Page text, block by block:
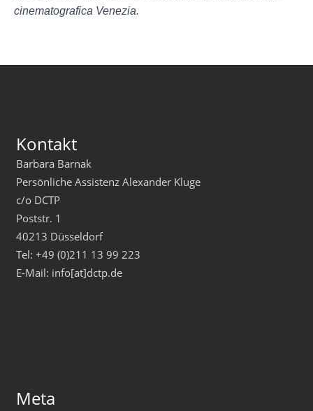
cinematografica Venezia.
Kontakt
Barbara Barnak
Persönliche Assistenz Alexander Kluge
c/o DCTP
Poststr. 1
40213 Düsseldorf
Tel: +49 (0)211 13 99 223
E-Mail: info[at]dctp.de
Meta